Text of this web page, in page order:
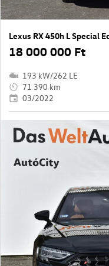
Lexus RX 450h L Special
18 000 000 Ft
193 kW/262 LE
71 390 km
03/2022